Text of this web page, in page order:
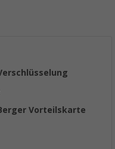
Vorteilskarte